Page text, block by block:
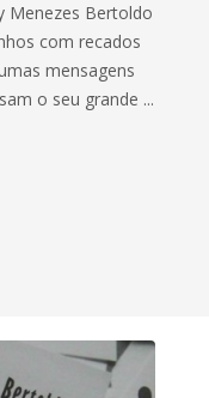
Menezes Bertoldo
com recados
mensagens
o seu grande ...